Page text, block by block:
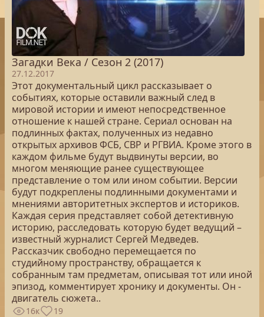
Загадки Века / Сезон 2 (2017)
27.12.2017
Этот документальный цикл рассказывает о
событиях, которые оставили важный след в
мировой истории и имеют непосредственное
отношение к нашей стране. Сериал основан на
подлинных фактах, полученных из недавно
открытых архивов ФСБ, СВР и РГВИА. Кроме этого в
каждом фильме будут выдвинуты версии, во
многом меняющие ранее существующее
представление о том или ином событии. Версии
будут подкреплены подлинными документами и
мнениями авторитетных экспертов и историков.
Каждая серия представляет собой детективную
историю, расследовать которую будет ведущий –
известный журналист Сергей Медведев.
Рассказчик свободно перемещается по
студийному пространству, обращается к
собранным там предметам, описывая тот или иной
эпизод, комментирует хронику и документы. Он -
двигатель сюжета..
16к 19